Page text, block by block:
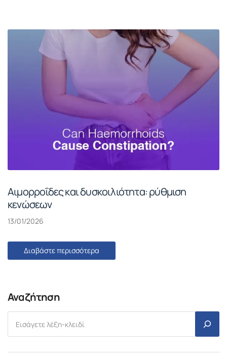
Αιμορροΐδες και δυσκοιλιότητα: ρύθμιση
κενώσεων
13/01/2026
Διαβάστε περισσότερα
Αναζήτηση